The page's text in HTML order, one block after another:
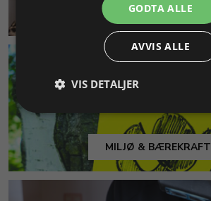
KUNDESERVICE
MILJØ & BÆREKRAFT
GODTA ALLE
AVVIS ALLE
VIS DETALJER